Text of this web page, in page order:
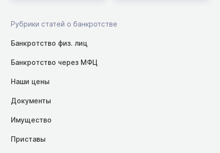
Рубрики статей о банкротстве
Банкротство физ. лиц
Банкротство через МФЦ
Наши цены
Документы
Имущество
Приставы